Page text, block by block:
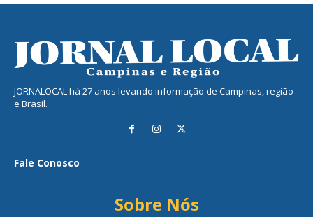
JORNALOCAL há 27 anos levando informação de Campinas, região
e Brasil.
Fale Conosco
Sobre Nós